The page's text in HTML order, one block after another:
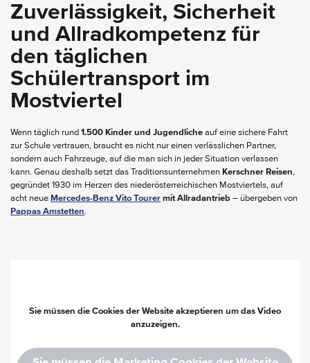
Zuverlässigkeit, Sicherheit
und Allradkompetenz für
den täglichen
Schülertransport im
Mostviertel
Wenn täglich rund 1.500 Kinder und Jugendliche auf eine sichere Fahrt
zur Schule vertrauen, braucht es nicht nur einen verlässlichen Partner,
sondern auch Fahrzeuge, auf die man sich in jeder Situation verlassen
kann. Genau deshalb setzt das Traditionsunternehmen Kerschner Reisen,
gegründet 1930 im Herzen des niederösterreichischen Mostviertels, auf
acht neue Mercedes-Benz Vito Tourer mit Allradantrieb – übergeben von
Pappas Amstetten.
Sie müssen die Cookies der Website akzeptieren um das Video
anzuzeigen.